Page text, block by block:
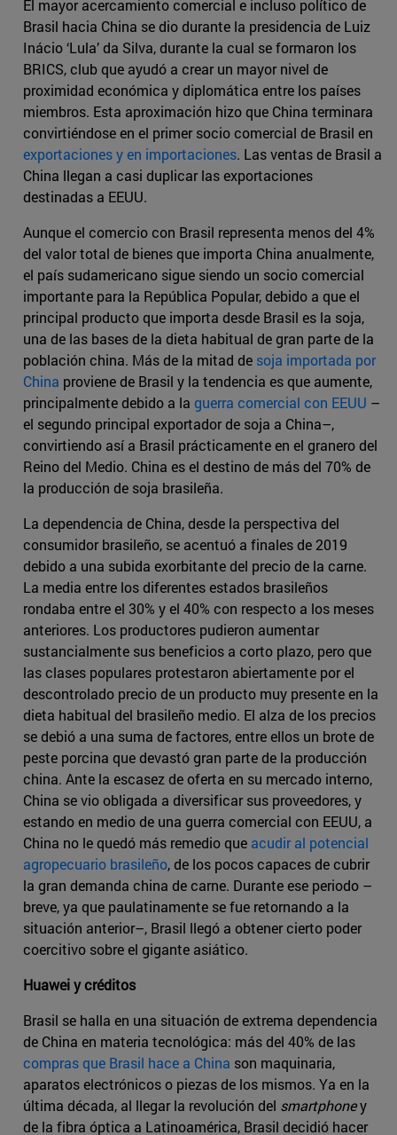
El mayor acercamiento comercial e incluso político de
Brasil hacia China se dio durante la presidencia de Luiz
Inácio ‘Lula’ da Silva, durante la cual se formaron los
BRICS, club que ayudó a crear un mayor nivel de
proximidad económica y diplomática entre los países
miembros. Esta aproximación hizo que China terminara
convirtiéndose en el primer socio comercial de Brasil en
exportaciones y en importaciones. Las ventas de Brasil a
China llegan a casi duplicar las exportaciones
destinadas a EEUU.
Aunque el comercio con Brasil representa menos del 4%
del valor total de bienes que importa China anualmente,
el país sudamericano sigue siendo un socio comercial
importante para la República Popular, debido a que el
principal producto que importa desde Brasil es la soja,
una de las bases de la dieta habitual de gran parte de la
población china. Más de la mitad de soja importada por
China proviene de Brasil y la tendencia es que aumente,
principalmente debido a la guerra comercial con EEUU –
el segundo principal exportador de soja a China–,
convirtiendo así a Brasil prácticamente en el granero del
Reino del Medio. China es el destino de más del 70% de
la producción de soja brasileña.
La dependencia de China, desde la perspectiva del
consumidor brasileño, se acentuó a finales de 2019
debido a una subida exorbitante del precio de la carne.
La media entre los diferentes estados brasileños
rondaba entre el 30% y el 40% con respecto a los meses
anteriores. Los productores pudieron aumentar
sustancialmente sus beneficios a corto plazo, pero que
las clases populares protestaron abiertamente por el
descontrolado precio de un producto muy presente en la
dieta habitual del brasileño medio. El alza de los precios
se debió a una suma de factores, entre ellos un brote de
peste porcina que devastó gran parte de la producción
china. Ante la escasez de oferta en su mercado interno,
China se vio obligada a diversificar sus proveedores, y
estando en medio de una guerra comercial con EEUU, a
China no le quedó más remedio que acudir al potencial
agropecuario brasileño, de los pocos capaces de cubrir
la gran demanda china de carne. Durante ese periodo –
breve, ya que paulatinamente se fue retornando a la
situación anterior–, Brasil llegó a obtener cierto poder
coercitivo sobre el gigante asiático.
Huawei y créditos
Brasil se halla en una situación de extrema dependencia
de China en materia tecnológica: más del 40% de las
compras que Brasil hace a China son maquinaria,
aparatos electrónicos o piezas de los mismos. Ya en la
última década, al llegar la revolución del smartphoney
de la fibra óptica a Latinoamérica, Brasil decidió hacer